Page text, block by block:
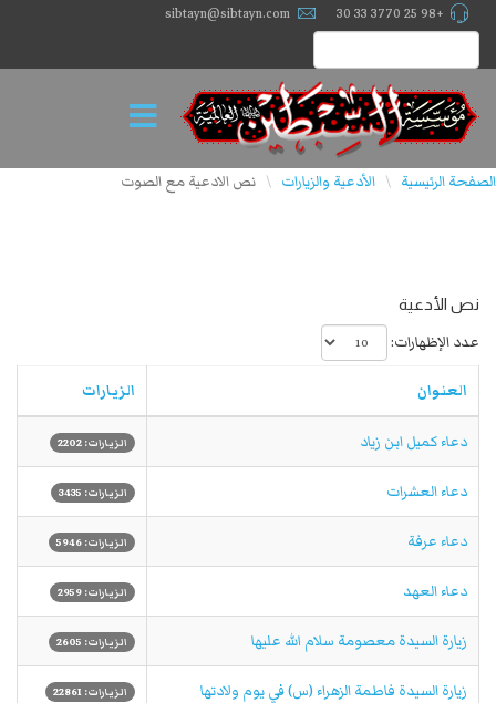
+98 25 3770 33 30
sibtayn@sibtayn.com
الصفحة الرئيسية \ الأدعية والزيارات \ نص الادعية مع الصوت
نص الأدعية
عدد الإظهارات:
العنوان الزيارات
دعاء کمیل ابن زیاد الزيارات: 2202
دعاء العشرات الزيارات: 3435
دعاء عرفة الزيارات: 5946
دعاء العهد الزيارات: 2959
زيارة السيدة معصومة سلام الله عليها الزيارات: 2605
زيارة السيدة فاطمة الزهراء (س) في يوم ولادتها الزيارات: 22861